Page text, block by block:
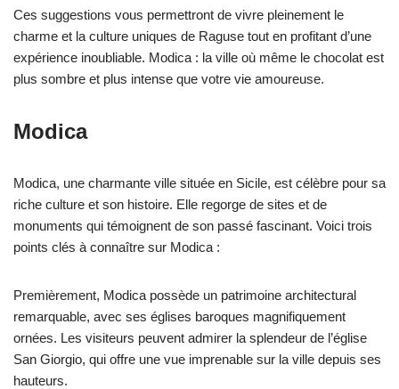
Ces suggestions vous permettront de vivre pleinement le
charme et la culture uniques de Raguse tout en profitant d’une
expérience inoubliable. Modica : la ville où même le chocolat est
plus sombre et plus intense que votre vie amoureuse.
Modica
Modica, une charmante ville située en Sicile, est célèbre pour sa
riche culture et son histoire. Elle regorge de sites et de
monuments qui témoignent de son passé fascinant. Voici trois
points clés à connaître sur Modica :
Premièrement, Modica possède un patrimoine architectural
remarquable, avec ses églises baroques magnifiquement
ornées. Les visiteurs peuvent admirer la splendeur de l’église
San Giorgio, qui offre une vue imprenable sur la ville depuis ses
hauteurs.